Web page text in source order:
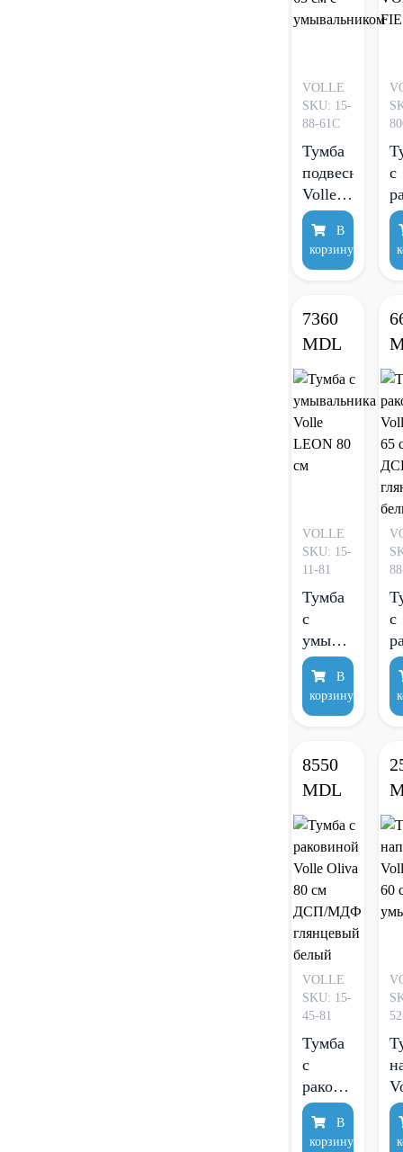
VOLLE
SKU: 15-
88-61C
Тумба
подвесная
Volle
Teo 65
см с
В
корзину
с
7360
MDL
VOLLE
SKU: 15-
11-81
Тумба
с
умывальника
Volle
LEON
80 см
В
корзину
с
8550
MDL
VOLLE
SKU: 15-
45-81
Тумба
с
раковиной
Volle
OlivaВ
корзину